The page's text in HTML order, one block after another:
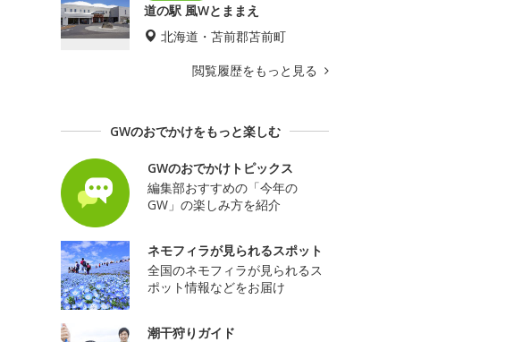
道の駅 風Wとままえ
北海道・苫前郡苫前町
閲覧履歴をもっと見る
GWのおでかけをもっと楽しむ
GWのおでかけトピックス
編集部おすすめの「今年の
GW」の楽しみ方を紹介
ネモフィラが見られるスポット
全国のネモフィラが見られるス
ポット情報などをお届け
潮干狩りガイド